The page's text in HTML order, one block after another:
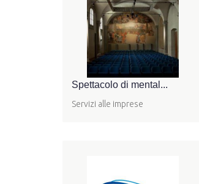
Spettacolo di mental...
Servizi alle imprese